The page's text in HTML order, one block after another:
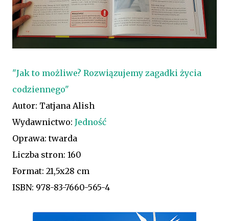
"Jak to możliwe? Rozwiązujemy zagadki życia
codziennego"
Autor: Tatjana Alish
Wydawnictwo: Jedność
Oprawa: twarda
Liczba stron: 160
Format: 21,5x28 cm
ISBN: 978-83-7660-565-4